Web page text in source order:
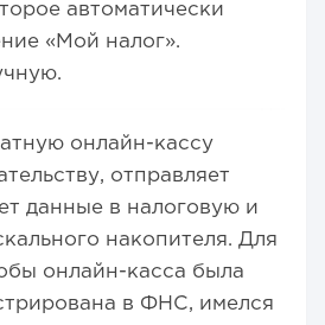
автоматически
«Мой налог».
онлайн-кассу
отправляет
данные в налоговую и
накопителя. Для
онлайн-касса была
в ФНС, имелся